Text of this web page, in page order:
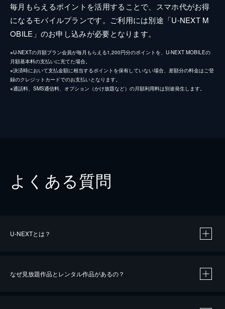
毎月もらえるポイントを活用することで、スマホ代がお得
になるモバイルプランです。ご利用には別途「U-NEXT M
OBILE」のお申し込みが必要となります。
※U-NEXTの月額プラン会員が毎月もらえる1,200円分のポイントを、U-NEXT MOBILEの
月額基本料の支払いに充てた場合。
※決済時において支払金額に相当するポイントを保有していない場合、差額分の料金はご登
録のクレジットカードでのお支払いとなります。
※通話料、SMS通信料、オプション（かけ放題など）の月額利用料は別途発生します。
よくある質問
U-NEXTとは？
なぜ見放題作品とレンタル作品があるの？